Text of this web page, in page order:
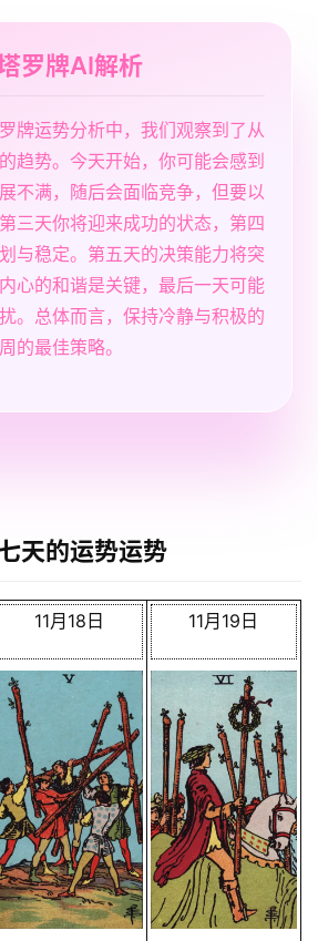
罗牌AI解析
牌运势分析中，我们观察到了从
趋势。今天开始，你可能会感到
不满，随后会面临竞争，但要以
三天你将迎来成功的状态，第四
与稳定。第五天的决策能力将突
心的和谐是关键，最后一天可能
。总体而言，保持冷静与积极的
的最佳策略。
天的运势运势
11月18日 11月19日